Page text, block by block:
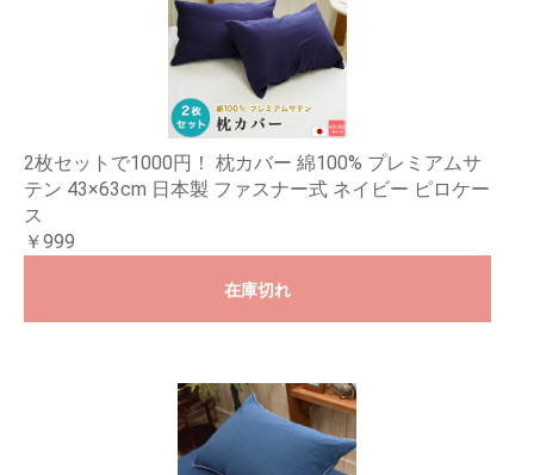
2枚セットで1000円！ 枕カバー 綿100% プレミアムサ
テン 43×63cm 日本製 ファスナー式 ネイビー ピロケー
ス
￥999
在庫切れ